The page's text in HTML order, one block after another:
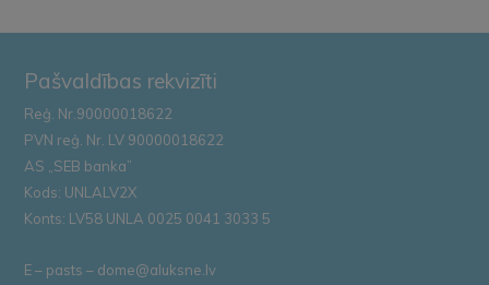
Pašvaldības rekvizīti
Reģ. Nr.90000018622
PVN reģ. Nr. LV 90000018622
AS „SEB banka”
Kods: UNLALV2X
Konts: LV58 UNLA 0025 0041 3033 5
E – pasts – dome@aluksne.lv